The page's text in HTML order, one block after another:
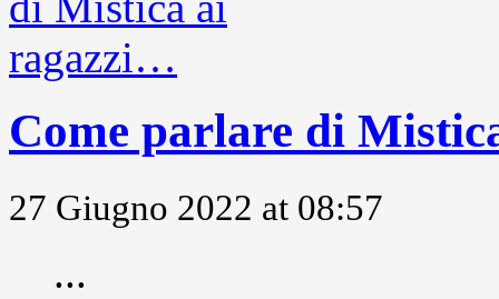
Come parlare di
27 Giugno 2022 at 08:57
...